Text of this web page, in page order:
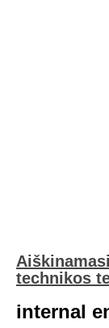
technikos
internal